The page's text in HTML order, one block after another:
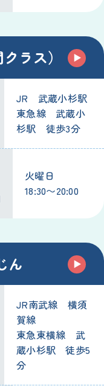
ラス）
JR 武蔵小杉駅
東急線 武蔵小
杉駅 徒歩3分
火曜日
18:30〜20:00
ん
JR南武線 横須
賀線
東急東横線 武
蔵小杉駅 徒歩5
分